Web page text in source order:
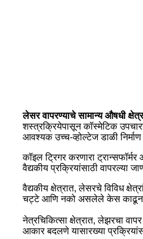
लेसर वापरण्याचे सामान्य औषधी क्षेत्र
शस्त्रक्रियेपासून कॉस्मेटिक
आवश्यक उच्च-व्होल्टेज डाळी निर्माण
कॉइल ट्रिगर करणारा
वैद्यकीय प्रक्रियांसाठी वापरल्या
वैद्यकीय क्षेत्रात, लेसरचे विविध
चट्टे आणि नको असलेले केस काढून
नेत्रचिकित्सा क्षेत्रात, लेझरचा
आकार बदलणे यासारख्या